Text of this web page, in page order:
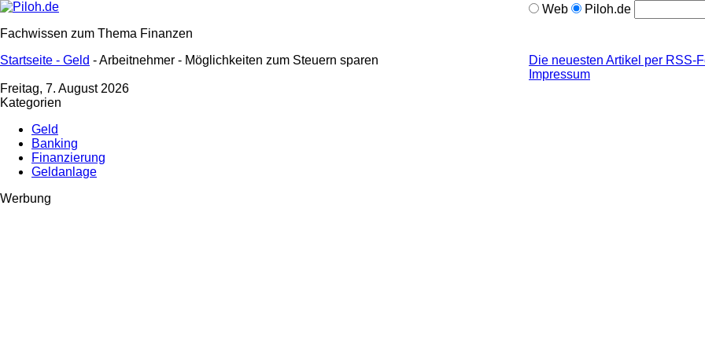
Fachwissen zum Thema Finanzen
Web Piloh.de
Startseite - Geld - Arbeitnehmer - Möglichkeiten zum Steuern sparen Die neuesten Artikel per RSS-
Impressum
Freitag, 7. August 2026
Kategorien
Geld
Banking
Finanzierung
Geldanlage
Werbung